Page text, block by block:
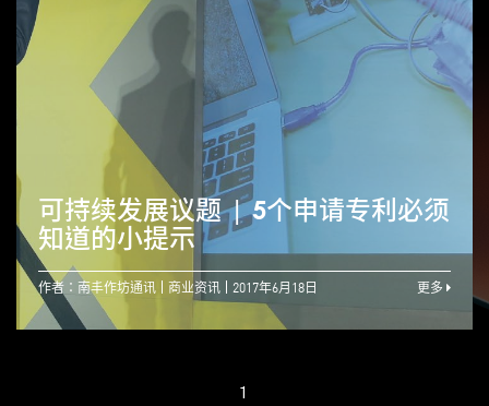
可持续发展议题 | 5个申请专利必须
知道的小提示
作者：南丰作坊通讯 商业资讯 2017年6月18日 更多
1